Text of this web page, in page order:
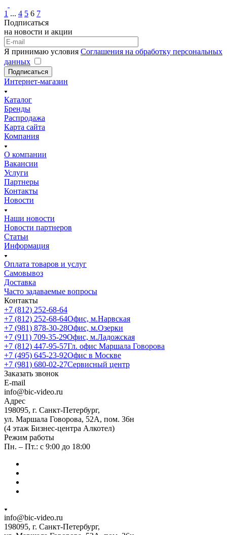
1 ... 4 5 6 7
Подписаться
на новости и акции
Я принимаю условия Соглашения на обработку персональных
данных
Подписаться
Интернет-магазин
Каталог
Бренды
Распродажа
Карта сайта
Компания
О компании
Вакансии
Услуги
Партнеры
Контакты
Новости
Наши новости
Новости партнеров
Статьи
Информация
Оплата товаров и услуг
Самовывоз
Доставка
Часто задаваемые вопросы
Контакты
+7 (812) 252-68-64
+7 (812) 252-68-64Офис, м.Нарвская
+7 (981) 878-30-28Офис, м.Озерки
+7 (911) 709-35-29Офис, м.Ладожская
+7 (812) 447-95-57Гл. офис Маршала Говорова
+7 (495) 645-23-92Офис в Москве
+7 (981) 680-02-27Сервисный центр
Заказать звонок
E-mail
info@bic-video.ru
Адрес
198095, г. Санкт-Петербург,
ул. Маршала Говорова, 52А, пом. 36н
(4 этаж Бизнес-центра Алкотел)
Режим работы
Пн. – Пт.: с 9:00 до 18:00
info@bic-video.ru
198095, г. Санкт-Петербург,